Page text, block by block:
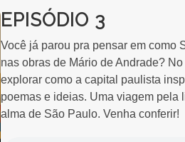
EPISÓDIO 3
Você já parou pra pensar em como
nas obras de Mário de Andrade?
explorar como a capital paulista
poemas e ideias. Uma viagem pela
alma de São Paulo. Venha conferir!